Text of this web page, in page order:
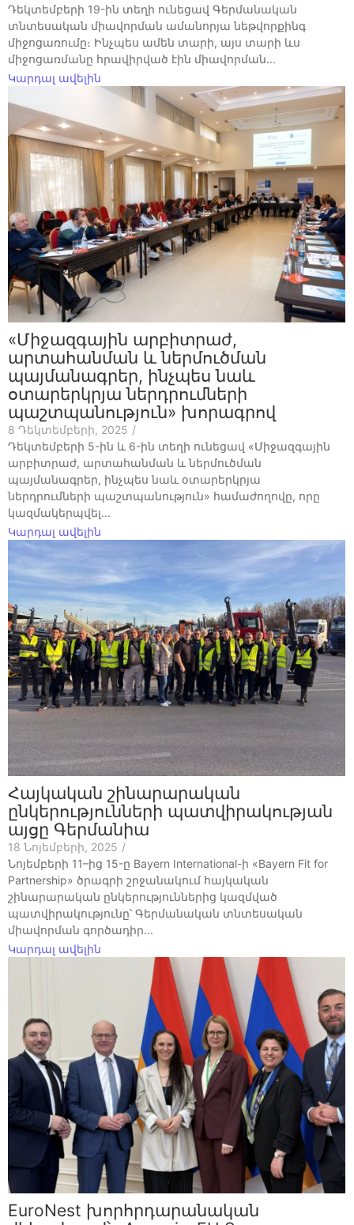
Դեկտեմբերի 19-ին տեղի ունեցավ Գերմանական
տնտեսական միավորման ամանորյա նեթվորքինգ
միջոցառումը։ Ինչպես ամեն տարի, այս տարի ևս
միջոցառմանը հրավիրված էին միավորման...
Կարդալ ավելին
«Միջազգային արբիտրաժ,
արտահանման և ներմուծման
պայմանագրեր, ինչպես նաև
օտարերկրյա ներդրումների
պաշտպանություն» խորագրով
8 Դեկտեմբերի, 2025 /
Դեկտեմբերի 5-ին և 6-ին տեղի ունեցավ «Միջազգային
արբիտրաժ, արտահանման և ներմուծման
պայմանագրեր, ինչպես նաև օտարերկրյա
ներդրումների պաշտպանություն» համաժողովը, որը
կազմակերպվել...
Կարդալ ավելին
Հայկական շինարարական
ընկերությունների պատվիրակության
այցը Գերմանիա
18 Նոյեմբերի, 2025 /
Նոյեմբերի 11–ից 15-ը Bayern International-ի «Bayern Fit for
Partnership» ծրագրի շրջանակում հայկական
շինարարական ընկերություններից կազմված
պատվիրակությունը՝ Գերմանական տնտեսական
միավորման գործադիր...
Կարդալ ավելին
EuroNest խորհրդարանական